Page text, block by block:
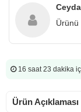
Ürünü
16 saat 23 dakika
Ürün Açıklaması